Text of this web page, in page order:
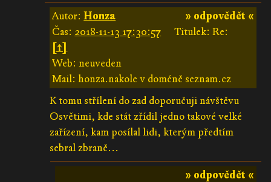
» odpovědět «
Autor:Honza
Čas: 2018-11-13 17:30:57
Titulek: Re:
[↑]
Web: neuveden
Mail: honza.nakole v doméně seznam.cz
K tomu střílení do zad doporučuji návštěvu
Osvětimi, kde stát zřídil jedno takové velké
zařízení, kam posílal lidi, kterým předtím
sebral zbraně...
» odpovědět «